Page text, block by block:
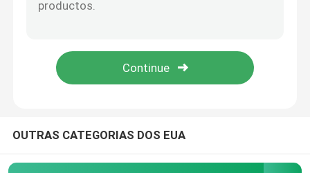
OUTRAS CATEGORIAS DOS EUA